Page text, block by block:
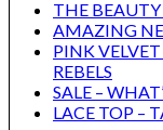
THE
AMAZING
PINK
REBELS
SALE –
LACE TOP –